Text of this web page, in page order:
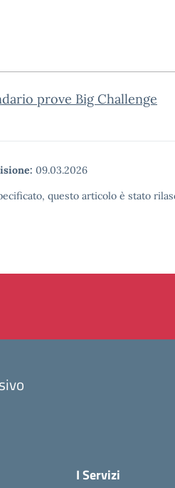
prove Big Challenge
09.03.2026
questo articolo è stato
I Servizi